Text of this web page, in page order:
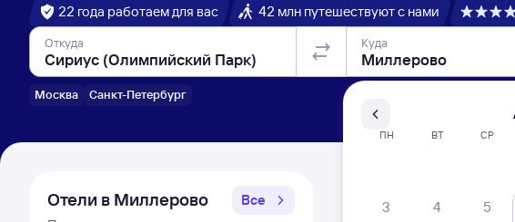
22 года работаем для вас 42 млн путешествуют с нами
Откуда
Москва Санкт-Петербург
Куда
Отели в Миллерово
Все
Расписание
ПН ВТ СР
3 4 5